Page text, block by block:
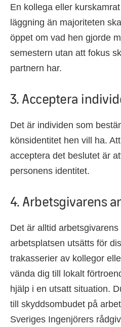
En kollega eller
läggning än majoriteten
öppet om vad hen gjorde
semestern utan att fokus
partnern har.
3. Acceptera
Det är individen som
könsidentitet hen vill ha.
acceptera det beslutet är
personens identitet.
4. Arbetsgivarens
Det är alltid
arbetsplatsen utsätts för
trakasserier av kollegor
vända dig till lokalt
hjälp i en utsatt situation.
till skyddsombudet på
Sveriges Ingenjörers